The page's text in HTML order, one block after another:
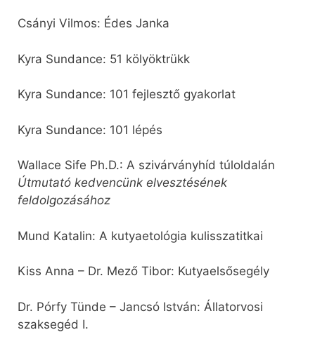
Csányi Vilmos: Édes Janka
Kyra Sundance: 51 kölyöktrükk
Kyra Sundance: 101 fejlesztő gyakorlat
Kyra Sundance: 101 lépés
Wallace Sife Ph.D.: A szivárványhíd túloldalán
Útmutató kedvencünk elvesztésének
feldolgozásához
Mund Katalin: A kutyaetológia kulisszatitkai
Kiss Anna – Dr. Mező Tibor: Kutyaelsősegély
Dr. Pórfy Tünde – Jancsó István: Állatorvosi
szaksegéd I.